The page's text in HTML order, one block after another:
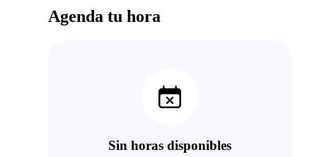
Agenda tu hora
Sin horas disponibles